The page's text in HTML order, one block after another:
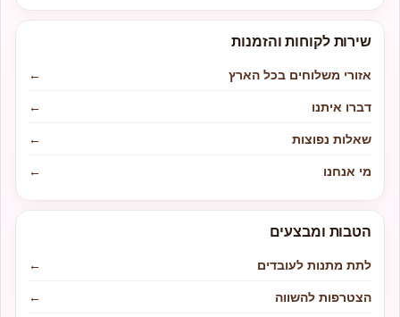
שירות לקוחות והזמנות
אזורי משלוחים בכל הארץ
←
דברו איתנו
←
שאלות נפוצות
←
מי אנחנו
←
הטבות ומבצעים
לתת מתנות לעובדים
←
הצטרפות להשווה
←